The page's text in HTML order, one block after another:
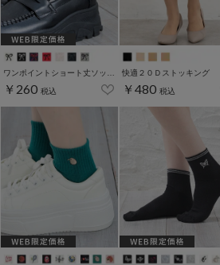
ワンポイントショート丈ソックス
￥260 税込
快適２０Ｄストッキング
￥480 税込